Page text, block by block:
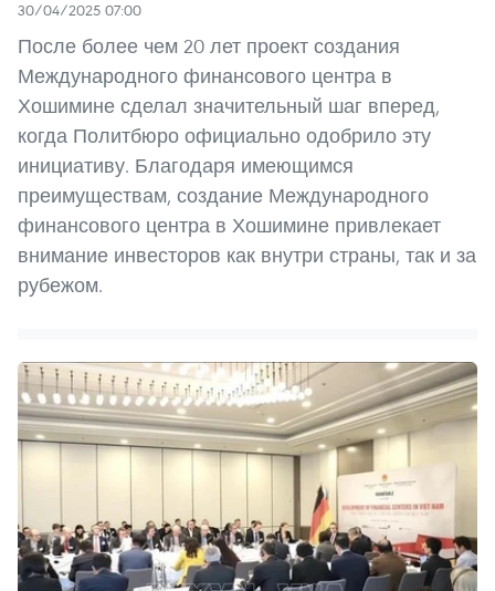
30/04/2025 07:00
После более чем 20 лет проект создания
Международного финансового центра в
Хошимине сделал значительный шаг вперед,
когда Политбюро официально одобрило эту
инициативу. Благодаря имеющимся
преимуществам, создание Международного
финансового центра в Хошимине привлекает
внимание инвесторов как внутри страны, так и за
рубежом.